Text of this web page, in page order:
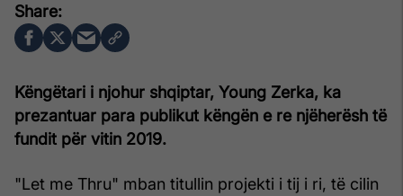
Këngëtari i njohur shqiptar, Young Zerka, ka
prezantuar para publikut këngën e re njëherësh të
fundit për vitin 2019.
"Let me Thru" mban titullin projekti i tij i ri, të cilin